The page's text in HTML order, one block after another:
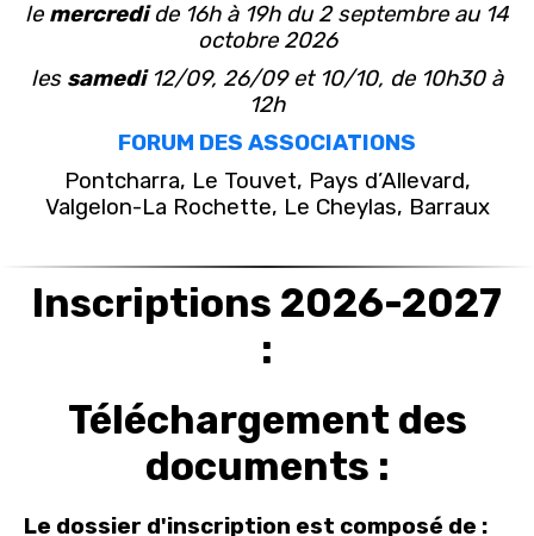
le mercredide 16h à 19h du 2 septembre au 14
octobre 2026
les samedi12/09, 26/09 et 10/10, de 10h30 à
12h
FORUM DES ASSOCIATIONS
Pontcharra, Le Touvet, Pays d’Allevard,
Valgelon-La Rochette, Le Cheylas, Barraux
Inscriptions 2026-2027
:
Téléchargement des
documents :
Le dossier d'inscription est composé de :